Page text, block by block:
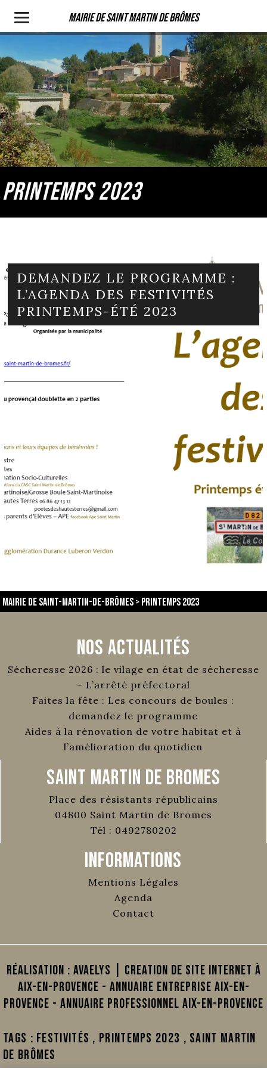
Mairie de Saint Martin de Brômes
PRINTEMPS 2023
DEMANDEZ LE PROGRAMME :
L’AGENDA DES FESTIVITÉS
PRINTEMPS-ÉTÉ 2023
Mairie de Saint-Martin-de-Brômes>printemps 2023
Nos Actualités
Sécheresse 2026 : le vilage en état de sécheresse
– L’arrêté préfectoral
Faites la fête : Les concours de boules :
demandez le programme
Aides à la rénovation de votre habitat et à
l’amélioration du quotidien
Saint Martin de Bromes
Place des résistants républicains
04800 Saint Martin de Bromes
Tél : 0492780202
Informations
Mentions Légales
Agenda
Contact
Réalisation : AVAELYS | Creation de site internet à
Aix-en-Provence - Annuaire Entreprise Aix-en-
Provence - Annuaire Professionnel Aix-en-Provence
Tags : festivités , printemps 2023 , Saint Martin
de Brômes